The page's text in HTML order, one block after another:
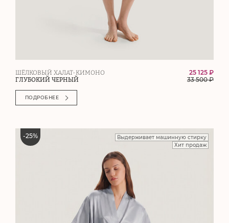
ШЁЛКОВЫЙ ХАЛАТ-КИМОНО
ГЛУБОКИЙ ЧЕРНЫЙ
25 125 ₽
33 500₽
ПОДРОБНЕЕ
-25%
Выдерживает машинную стирку
Хит продаж